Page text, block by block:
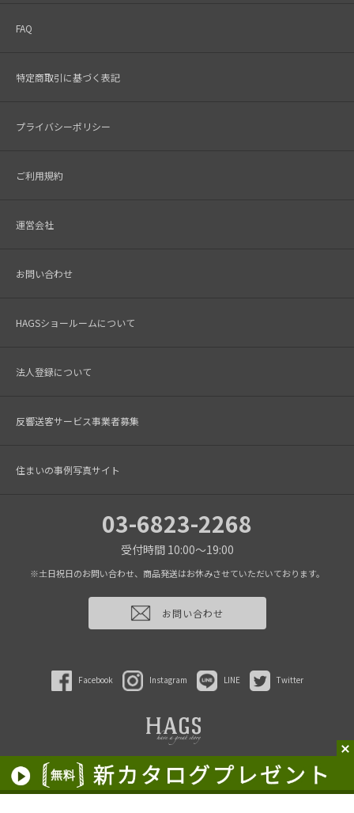
FAQ
特定商取引に基づく表記
プライバシーポリシー
ご利用規約
運営会社
お問い合わせ
HAGSショールームについて
法人登録について
反響送客サービス事業者募集
住まいの事例写真サイト
03-6823-2268
受付時間 10:00～19:00
※土日祝日のお問い合わせ、商品発送はお休みさせていただいております。
お問い合わせ
Facebook Instagram LINE Twitter
2022 HAGS inc.